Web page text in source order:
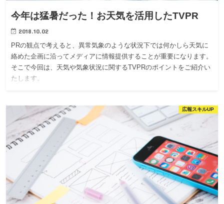
今年は猛暑だった！お天気を活用したTVPR
2018.10.02
PRの観点で考えると、異常気象のような状況下では何かしら天気に
絡めた企画に沿ってメディアに情報提供することが重要になります。
そこで今回は、天気や気象状況に関するTVPRのポイントをご紹介い
たします。
広報スキルUP